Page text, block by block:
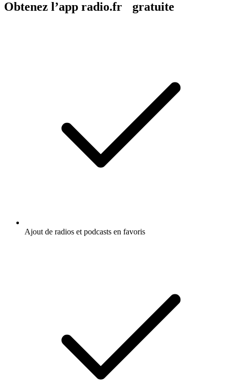
Obtenez l’app radio.fr gratuite
Ajout de radios et podcasts en favoris